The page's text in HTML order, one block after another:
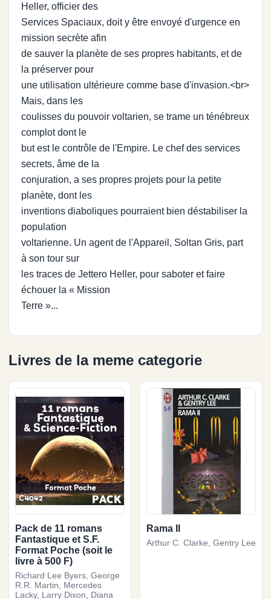
Heller, officier des
Services Spaciaux, doit y être envoyé d'urgence en
mission secrète afin
de sauver la planète de ses propres habitants, et de
la préserver pour
une utilisation ultérieure comme base d'invasion.<br>
Mais, dans les
coulisses du pouvoir voltarien, se trame un ténébreux
complot dont le
but est le contrôle de l'Empire. Le chef des services
secrets, âme de la
conjuration, a ses propres projets pour la petite
planète, dont les
inventions diaboliques pourraient bien déstabiliser la
population
voltarienne. Un agent de l'Appareil, Soltan Gris, part
à son tour sur
les traces de Jettero Heller, pour saboter et faire
échouer la « Mission
Terre »...
Livres de la meme categorie
Pack de 11 romans
Fantastique et S.F.
Format Poche (soit le
livre à 500 F)
Richard Lee Byers, George
R.R. Martin, Mercedes
Lacky, Larry Dixon, Diana
Rama II
Arthur C. Clarke, Gentry Lee